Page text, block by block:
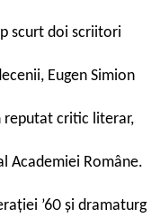
scurt doi scriitori
Eugen Simion
reputat critic literar,
Academiei Române.
’60 și dramaturg